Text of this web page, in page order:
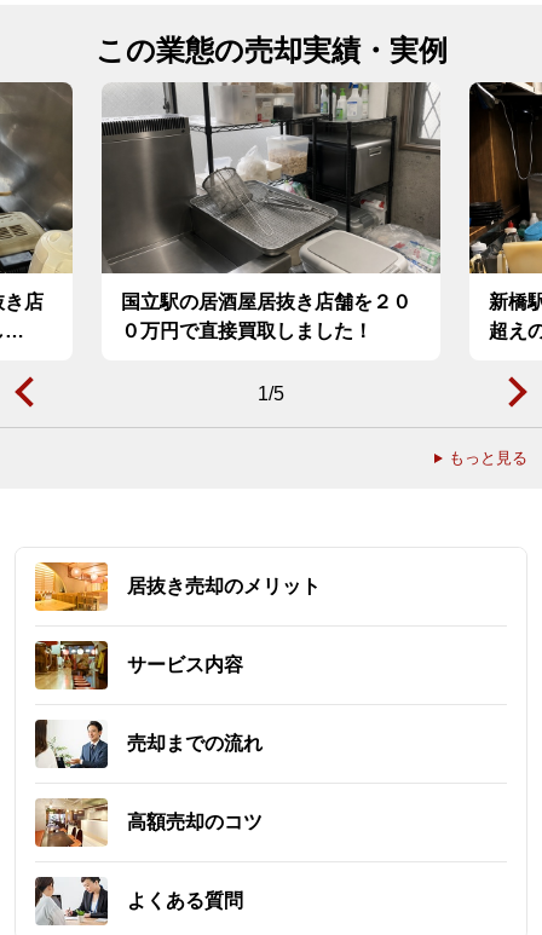
この業態の売却実績・実例
き店
…
国立駅の居酒屋居抜き店舗を２０
０万円で直接買取しました！
新橋
超え
1/5
もっと見る
居抜き売却のメリット
サービス内容
売却までの流れ
高額売却のコツ
よくある質問